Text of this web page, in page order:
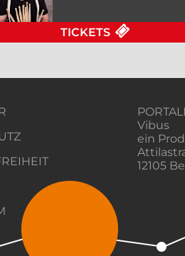
AM 16.10.2026
TICKETS FÜR IN
Vibus
ein
12105